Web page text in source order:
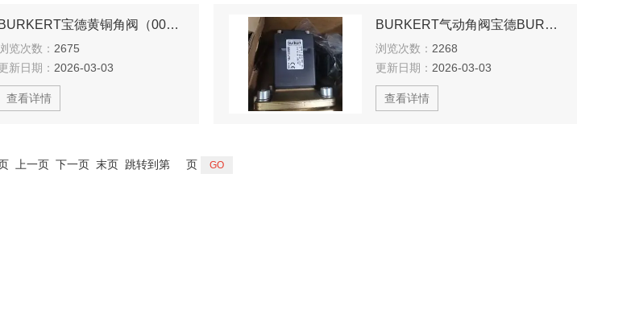
BURKERT宝德黄铜角阀（001398）
览次数： 2675
新日期： 2026-03-03
查看详情
BURKERT气动角阀宝德BURKERT现货
浏览次数： 2268
更新日期： 2026-03-03
查看详情
上一页 下一页 末页 跳转到第 页